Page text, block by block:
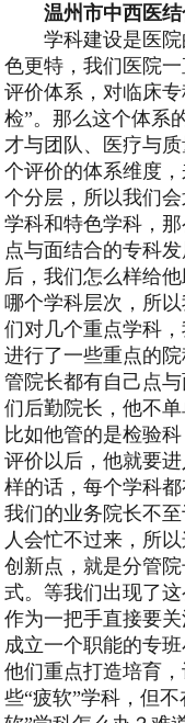
温州市中西医
学科建设是医
色更特，我们医院
评价体系，对临床
检”。那么这个体系
才与团队、医疗与
个评价的体系维度
个分层，所以我们
学科和特色学科，
点与面结合的专科
后，我们怎么样给
哪个学科层次，所
们对几个重点学科
进行了一些重点的
管院长都有自己点
们后勤院长，他不
比如他管的是检验
评价以后，他就要
样的话，每个学科
我们的业务院长不
人会忙不过来，所
创新点，就是分管
式。等我们出现了
作为一把手直接要
成立一个职能的专
他们重点打造培育
些“疲软”学科，但